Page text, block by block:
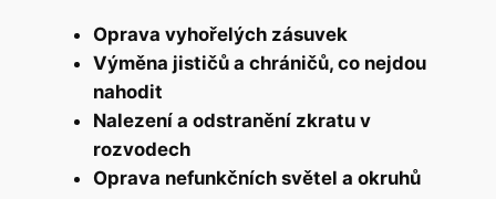
Oprava vyhořelých zásuvek
Výměna jističů a chráničů, co nejdou
nahodit
Nalezení a odstranění zkratu v
rozvodech
Oprava nefunkčních světel a okruhů